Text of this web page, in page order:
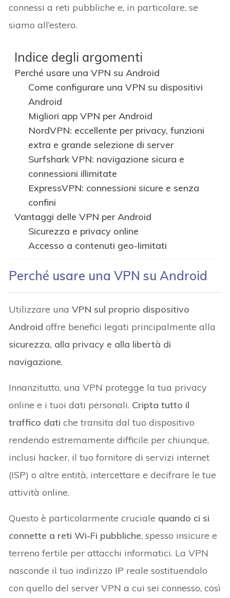
connessi a reti pubbliche e, in particolare, se
siamo all’estero.
Indice degli argomenti
Perché usare una VPN su Android
Come configurare una VPN su dispositivi
Android
Migliori app VPN per Android
NordVPN: eccellente per privacy, funzioni
extra e grande selezione di server
Surfshark VPN: navigazione sicura e
connessioni illimitate
ExpressVPN: connessioni sicure e senza
confini
Vantaggi delle VPN per Android
Sicurezza e privacy online
Accesso a contenuti geo-limitati
Perché usare una VPN su Android
Utilizzare unaVPN sul proprio dispositivo
Androidoffre benefici legati principalmente alla
sicurezza, alla privacy e alla libertà di
navigazione.
Innanzitutto, una VPN protegge la tua privacy
online e i tuoi dati personali. Cripta tutto il
traffico datiche transita dal tuo dispositivo
rendendo estremamente difficile per chiunque,
inclusi hacker, il tuo fornitore di servizi internet
(ISP) o altre entità, intercettare e decifrare le tue
attività online.
Questo è particolarmente cruciale quando ci si
connette a reti Wi-Fi pubbliche, spesso insicure e
terreno fertile per attacchi informatici. La VPN
nasconde il tuo indirizzo IP reale sostituendolo
con quello del server VPN a cui sei connesso, così